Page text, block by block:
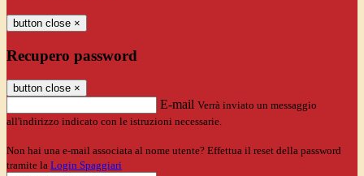
button close ×
Recupero password
button close ×
E-mail Verrà inviato un messaggio
all'indirizzo indicato con le istruzioni necessarie.
Non hai una e-mail associata al nome utente? Effettua il reset della password
tramite la Login Spaggiari